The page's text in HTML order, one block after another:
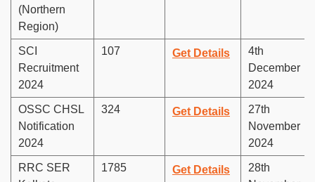
(Northern
Region)
SCI
Recruitment
2024
107 Get Details
4th
December
2024
OSSC CHSL
Notification
2024
324 Get Details
27th
November
2024
RRC SER
1785 Get Details
28th